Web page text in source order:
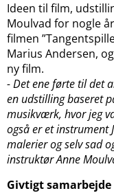
Ideen til film,
Moulvad for nogle
filmen
Marius Andersen,
ny film.
- Det ene førte til det
en udstilling baseret
musikværk, hvor jeg
også er et instrument
malerier og selv sad
instruktør Anne
Givtigt samarbejde